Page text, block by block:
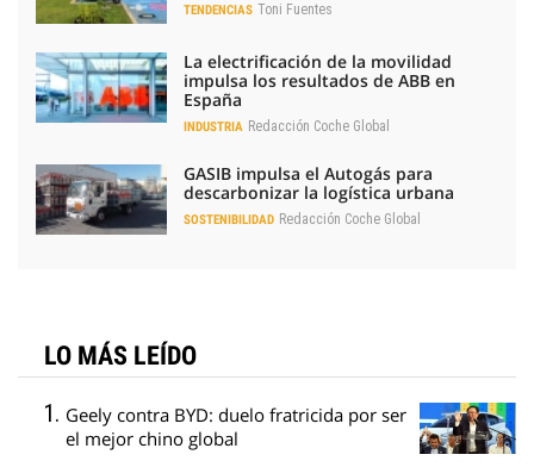
TENDENCIAS Toni Fuentes
La electrificación de la movilidad
impulsa los resultados de ABB en
España
INDUSTRIA Redacción Coche Global
GASIB impulsa el Autogás para
descarbonizar la logística urbana
SOSTENIBILIDAD Redacción Coche Global
LO MÁS LEÍDO
Geely contra BYD: duelo fratricida por ser
el mejor chino global